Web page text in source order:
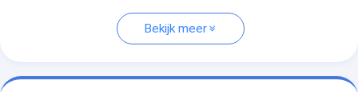
Bekijk meer